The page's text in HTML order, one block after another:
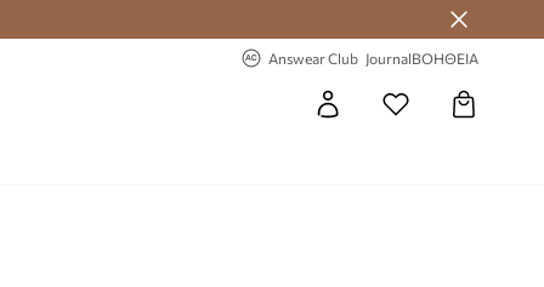
Club
Answear Club JournalΒΟΗΘΕΙΑ